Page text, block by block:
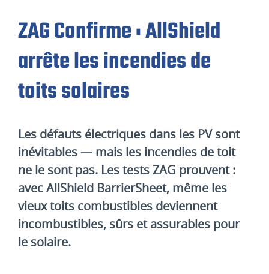
ZAG Confirme : AllShield
arrête les incendies de
toits solaires
Les défauts électriques dans les PV sont
inévitables — mais les incendies de toit
ne le sont pas. Les tests ZAG prouvent :
avec AllShield BarrierSheet, même les
vieux toits combustibles deviennent
incombustibles, sûrs et assurables pour
le solaire.